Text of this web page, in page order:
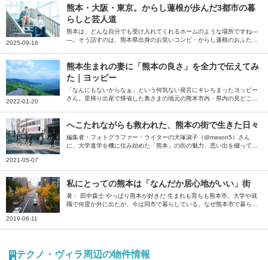
2025-09-16
熊本・大阪・東京。からし蓮根が歩んだ3都市の暮
らしと芸人道
熊本は、どんな自分でも受け入れてくれるホームのような場所ですね―
―。そう話すのは、熊本県出身のお笑いコンビ・からし蓮根のおふた
した東京での思い出や思いを伺いました。
2022-01-20
熊本生まれの妻に「熊本の良さ」を全力で伝えてみ
た｜ヨッピー
「なんにもないからなぁ」という何気ない発言にキレちまったヨッピー
さん。里帰り出産で帰省した奥さまの地元の熊本市内・県内の見どころ
2021-05-07
へこたれながらも救われた、熊本の街で生きた日々
編集者・フォトグラファー・ライターの大塚淑子（@mason5）さん
に、大学進学を機に住み始めた「熊本」の街の魅力、思い出を綴ってい
2019-06-11
私にとっての熊本は「なんだか居心地がいい」街
著： 田中森士 やっぱり熊本が好きだ 生まれも育ちも熊本市。大学や就
職で何度か外に出たが、今は同市で暮らしている。なぜ熊本市で暮らし
暮らしている ・肉や野菜など物価が比較的安い ・カフェが空いている
いたのは、以上の理由だ。そしてこれらを一言でくくると、「なんだか
テクノ・ヴィラ周辺の物件情報